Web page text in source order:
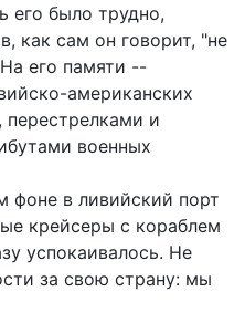
его было трудно,
как сам он говорит, "не
его памяти --
американских
и
военных
фоне в ливийский порт
крейсеры с кораблем
успокаивалось. Не
за свою страну: мы